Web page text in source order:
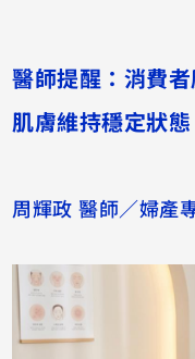
醫師提醒：消費
肌膚維持穩定狀態
周輝政 醫師／婦產